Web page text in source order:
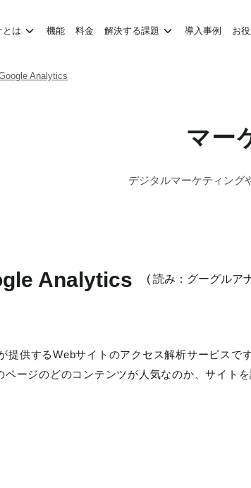
とは 機能 料金 解決する課題 導入事例 お
Analytics
マー
デジタルマーケティング
Analytics ( 読み：グーグルア
提供するWebサイトのアクセス解析サービスで
ページのどのコンテンツが人気なのか、サイト